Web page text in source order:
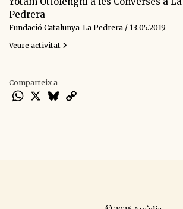
Pedrera
Fundació Catalunya-La Pedrera / 13.05.2019
Veure activitat
Comparteix a
WhatsApp
X Bluesky